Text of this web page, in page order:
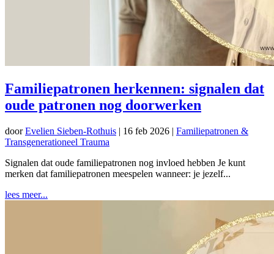
Familiepatronen herkennen: signalen dat
oude patronen nog doorwerken
doorEvelien Sieben-Rothuis | 16 feb 2026 | Familiepatronen &
Transgenerationeel Trauma
Signalen dat oude familiepatronen nog invloed hebben Je kunt
merken dat familiepatronen meespelen wanneer: je jezelf...
lees meer...